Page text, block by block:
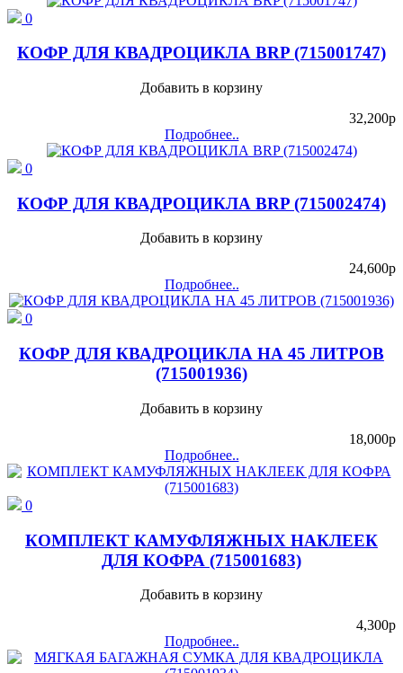
0
КОФР ДЛЯ КВАДРОЦИКЛА BRP (715001747)
Добавить в корзину
32,200p
Подробнее..
0
КОФР ДЛЯ КВАДРОЦИКЛА BRP (715002474)
Добавить в корзину
24,600p
Подробнее..
0
КОФР ДЛЯ КВАДРОЦИКЛА НА 45 ЛИТРОВ
(715001936)
Добавить в корзину
18,000p
Подробнее..
0
КОМПЛЕКТ КАМУФЛЯЖНЫХ НАКЛЕЕК
ДЛЯ КОФРА (715001683)
Добавить в корзину
4,300p
Подробнее..